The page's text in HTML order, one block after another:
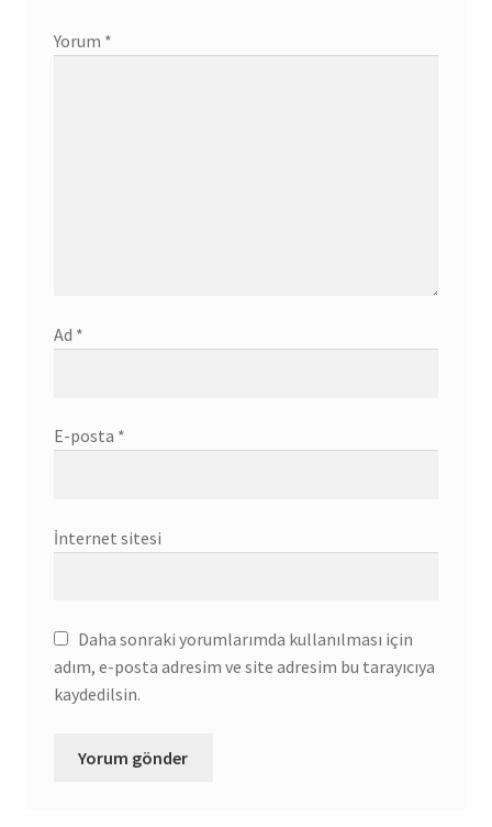
Yorum *
Ad *
E-posta *
İnternet sitesi
Daha sonraki yorumlarımda kullanılması için
adım, e-posta adresim ve site adresim bu tarayıcıya
kaydedilsin.